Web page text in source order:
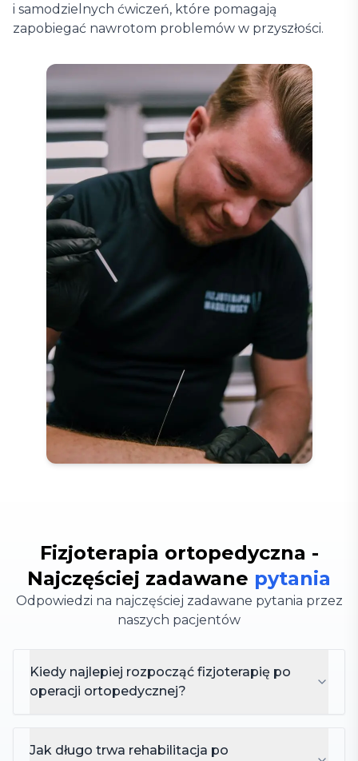
i samodzielnych ćwiczeń, które pomagają
zapobiegać nawrotom problemów w przyszłości.
Fizjoterapia ortopedyczna -
Najczęściej zadawane pytania
Odpowiedzi na najczęściej zadawane pytania przez
naszych pacjentów
Kiedy najlepiej rozpocząć fizjoterapię po
operacji ortopedycznej?
Jak długo trwa rehabilitacja po